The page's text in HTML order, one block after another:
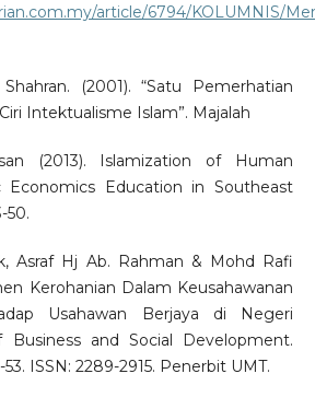
article/6794/KOLUMNIS/
(2001). “Satu Pemerhatian
Intektualisme Islam”. Majalah
(2013). Islamization of Human
Economics Education in Southeast
50.
Asraf Hj Ab. Rahman & Mohd Rafi
Kerohanian Dalam Keusahawanan
Usahawan Berjaya di Negeri
Business and Social Development.
ISSN: 2289-2915. Penerbit UMT.